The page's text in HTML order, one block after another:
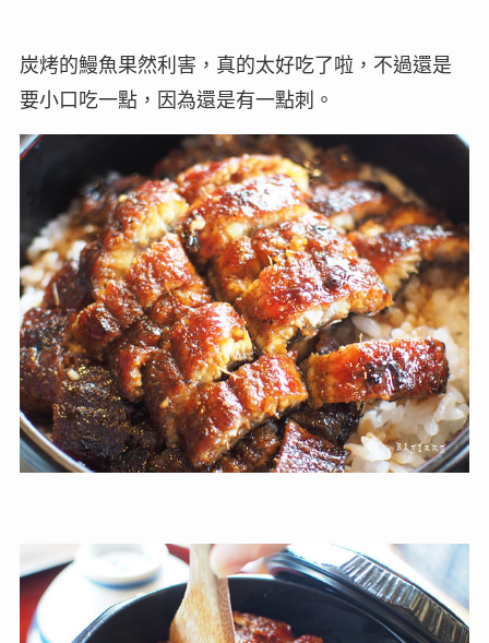
炭烤的鰻魚果然利害，真的太好吃了啦，不過還是
要小口吃一點，因為還是有一點刺。